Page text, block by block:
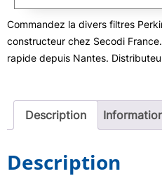
Commandez la divers filtres
constructeur chez Secodi
rapide depuis Nantes.
Description
Description